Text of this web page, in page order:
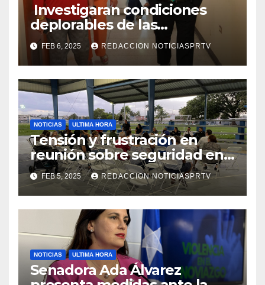
Investigaran condiciones
deplorables de las
facilidades el Departamento
de la Salud en Mayagüez
FEB 6, 2025 REDACCION NOTICIASPRTV
NOTICIAS ULTIMA HORA
Tensión y frustración en
reunión sobre seguridad en
Reparto Metropolitano
FEB 5, 2025 REDACCION NOTICIASPRTV
NOTICIAS ULTIMA HORA
Senadora Ada Álvarez